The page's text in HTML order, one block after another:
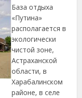
База отдыха
«Путина»
располагается в
экологически
чистой зоне,
Астраханской
области, в
Харабалинском
районе, в селе